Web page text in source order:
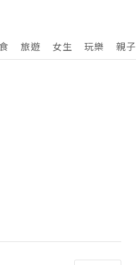
旅遊 女生 玩樂 親子